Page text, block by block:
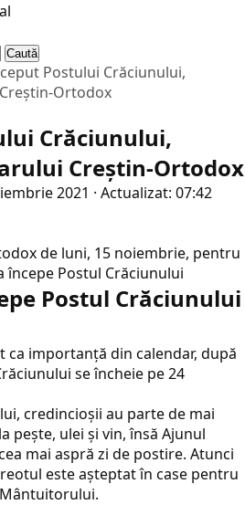
Caută
Postului Crăciunului,
Ortodox
Crăciunului,
Creştin-Ortodox
2021 · Actualizat: 07:42
de luni, 15 noiembrie, pentru
începe Postul Crăciunului
Postul Crăciunului
ca importanţă din calendar, după
se încheie pe 24
credincioşii au parte de mai
peşte, ulei şi vin, însă Ajunul
mai aspră zi de postire. Atunci
este aşteptat în case pentru